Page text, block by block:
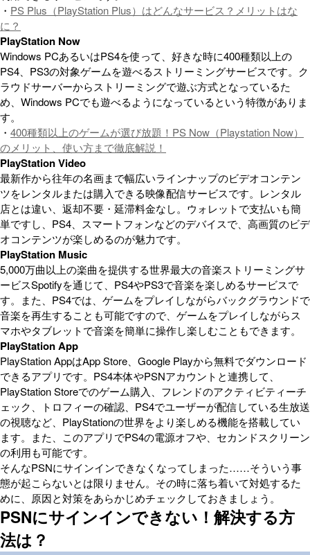
・ PS Plus（PlayStation Plus）はどんなサービス？メリットはな
に？
PlayStation Now
Windows PCあるいはPS4を使って、好きな時に400種類以上の
PS4、PS3の対象ゲームを遊べるストリーミングサービスです。ク
ラウドサーバーからストリーミングで遊ぶ方式となっているた
め、Windows PCでも遊べるようになっているという特徴がありま
す。
・ 400種類以上のゲームが選び放題！PS Now（Playstation Now）
のメリット、使い方まで徹底解説！
PlayStation Video
最新作から往年の名画まで幅広いラインナップのビデオコンテン
ツをレンタルまたは購入できる映像配信サービスです。レンタル
店とは違い、返却不要・延滞料金なし。ウォレットで支払いも簡
単ですし、PS4、スマートフォンなどのデバイスで、高画質のビデ
オコンテンツが楽しめるのが魅力です。
PlayStation Music
5,000万曲以上の楽曲を提供する世界最大の音楽ストリーミングサ
ービスSpotifyを通じて、PS4やPS3で音楽を楽しめるサービスで
す。また、PS4では、ゲームをプレイしながらバックグラウンドで
音楽を再生することも可能ですので、ゲームをプレイしながらス
マホやタブレットで音楽を簡単に操作し楽しむこともできます。
PlayStation App
PlayStation AppはApp Store、Google Playから無料でダウンロード
できるアプリです。PS4本体やPSNアカウントと連携して、
PlayStation Storeでのゲーム購入、フレンドのアクティビティーチ
ェック、トロフィーの確認、PS4でユーザーが配信している生放送
の視聴など、PlayStationの世界をより楽しめる機能を搭載してい
ます。また、このアプリでPS4の電源オフや、セカンドスクリーン
の利用も可能です。
そんなPSNにサインインできなくなってしまった……そういう事
態が起こらないとは限りません。その時に落ち着いて対処するた
めに、原因と対策をあらかじめチェックしておきましょう。
PSNにサインインできない！解決する方
法は？